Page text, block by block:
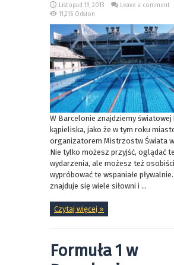
Listopad 19, 2013
Leave a comment
11,216 Odsłon
W Barcelonie znajdziemy światowej
kąpieliska, jako że w tym roku
organizatorem Mistrzostw Świata w
Nie tylko możesz przyjść, oglądać te
wydarzenia, ale możesz też
wypróbować te wspaniałe
znajduje się wiele siłowni i ...
Czytaj więcej »
Formuła 1 w